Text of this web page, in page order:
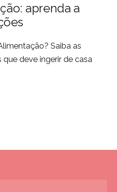
aprenda a
Saiba as
deve ingerir de casa